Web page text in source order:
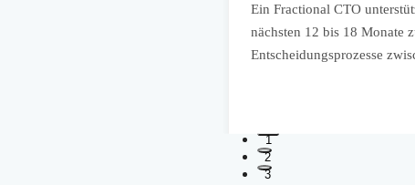
Ein Fractional CTO
nächsten 12 bis 18 Monate
Entscheidungsprozesse
1
2
3